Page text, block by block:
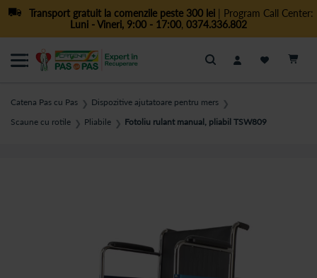
Transport gratuit la comenzile peste 300 lei| Program Call Center:
Luni - Vineri, 9:00 - 17:00, 0374.336.802
Cautare
Catena Pas cu Pas ❯ Dispozitive ajutatoare pentru mers ❯
Scaune cu rotile ❯ Pliabile ❯ Fotoliu rulant manual, pliabil TSW809